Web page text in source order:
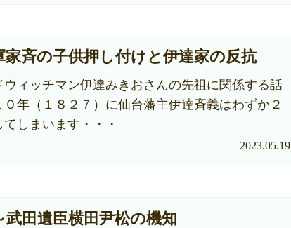
家斉の子供押し付けと伊達家の反抗
ウィッチマン伊達みきおさんの先祖に関係する話
０年（１８２７）に仙台藩主伊達斉義はわずか２
てしまいます・・・
2023.05.19
武田遺臣横田尹松の機知